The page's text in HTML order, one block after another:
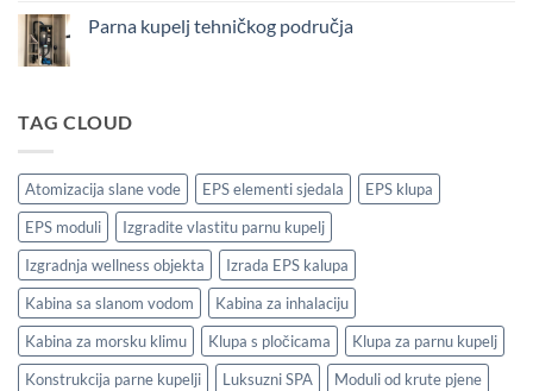
sauna
SOLEUM
Parna kupelj tehničkog područja
tehničkog
TAG CLOUD
Atomizacija slane vode EPS elementi sjedala
EPS klupa
EPS moduli
Izgradite vlastitu parnu kupelj
Izgradnja wellness objekta
Izrada EPS kalupa
Kabina sa slanom vodom
Kabina za inhalaciju
Kabina za morsku klimu
Klupa s pločicama
Klupa za parnu kupelj
Konstrukcija parne kupelji
Luksuzni SPA
Moduli od krute pjene